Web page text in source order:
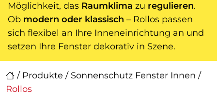
/ Produkte / Sonnenschutz Fenster Innen /
Rollos
Möglichkeit, das Raumklima zu regulieren.
Ob modern oder klassisch – Rollos passen
sich flexibel an Ihre Inneneinrichtung an und
setzen Ihre Fenster dekorativ in Szene.